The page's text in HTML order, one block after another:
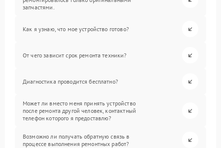
запчастями.
Как я узнаю, что мое устройство готово?
От чего зависит срок ремонта техники?
Диагностика проводится бесплатно?
Может ли вместо меня принять устройство
после ремонта другой человек, контактный
телефон которого я предоставлю?
Возможно ли получать обратную связь в
процессе выполнения ремонтных работ?